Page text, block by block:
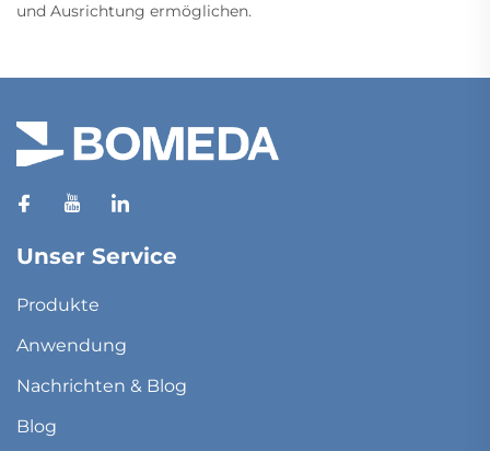
und Ausrichtung ermöglichen.
Unser Service
Produkte
Anwendung
Nachrichten & Blog
Blog